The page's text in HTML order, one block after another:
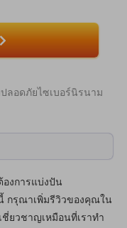
ลอดภัยไซเบอร์นิรนาม
งการแบ่งปัน
กรุณาเพิ่มรีวิวของคุณใน
ชี่ยวชาญเหมือนที่เราทำ